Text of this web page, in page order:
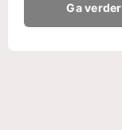
Ga verder